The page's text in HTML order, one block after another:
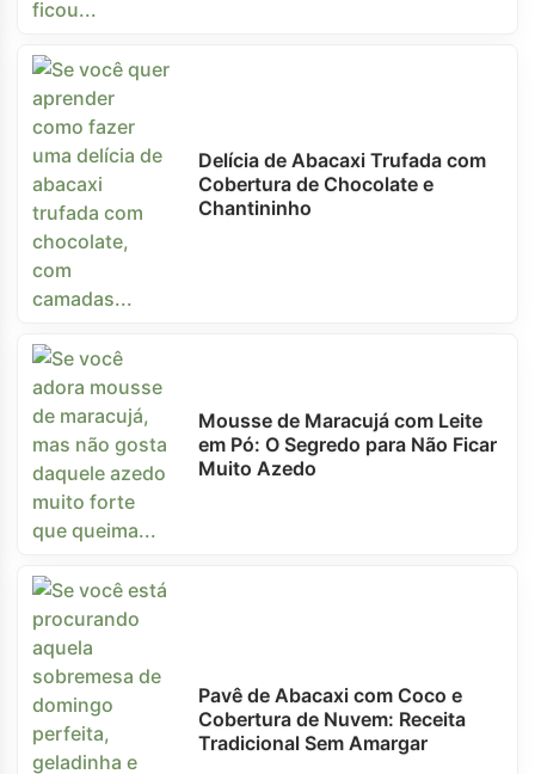
Delícia de Abacaxi Trufada com
Cobertura de Chocolate e
Chantininho
Mousse de Maracujá com Leite
em Pó: O Segredo para Não Ficar
Muito Azedo
Pavê de Abacaxi com Coco e
Cobertura de Nuvem: Receita
Tradicional Sem Amargar